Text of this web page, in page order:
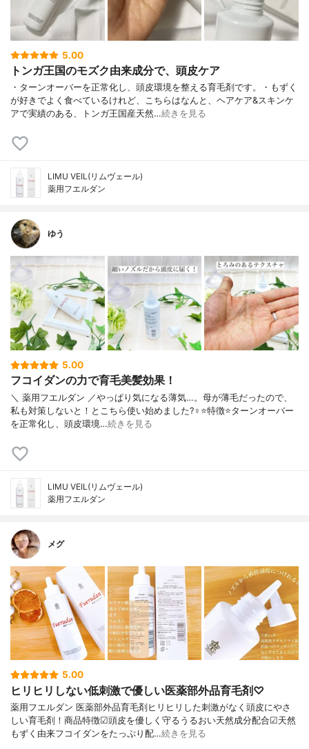
5.00
トンガ王国のモズク由来成分で、頭皮ケア
・ターンオーバーを正常化し、頭皮環境を整える育毛剤です。・もずく
が好きでよく食べているけれど、こちらはなんと、ヘアケア&スキンケ
アで実績のある、トンガ王国産天然…続きを見る
LIMU VEIL(リムヴェール)
薬用フエルダン
ゆう
5.00
フコイダンの力で育毛美髪効果！
＼ 薬用フエルダン ／やっぱり気になる薄気…。母が薄毛だったので、
私も対策しないと！とこちら使い始めました?‍♀️⭐️特徴⭐️ターンオーバー
を正常化し、頭皮環境…続きを見る
LIMU VEIL(リムヴェール)
薬用フエルダン
メグ
5.00
ヒリヒリしない低刺激で優しい医薬部外品育毛剤♡
薬用フエルダン 医薬部外品育毛剤ヒリヒリした刺激がなく頭皮にやさ
しい育毛剤！商品特徴☑頭皮を優しく守るうるおい天然成分配合☑天然
もずく由来フコイダンをたっぷり配…続きを見る